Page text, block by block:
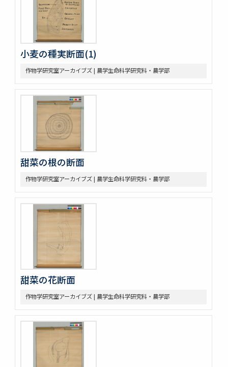
小麦の種実断面(1)
作物学研究室アーカイブズ | 農学生命科学研究科・農学部
甜菜の根の断面
作物学研究室アーカイブズ | 農学生命科学研究科・農学部
甜菜の花断面
作物学研究室アーカイブズ | 農学生命科学研究科・農学部